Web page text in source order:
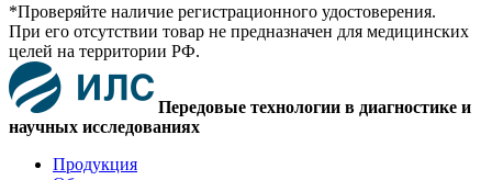
*Проверяйте наличие регистрационного удостоверения.
При его отсутствии товар не предназначен для медицинских
целей на территории РФ.
Передовые технологии в диагностике и
научных исследованиях
Продукция